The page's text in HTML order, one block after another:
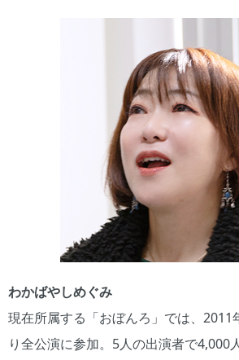
わかばやしめぐみ
現在所属する「おぼんろ」では、2011
り全公演に参加。5人の出演者で4,000